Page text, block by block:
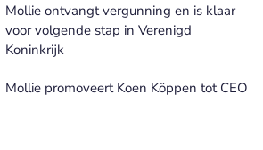
Mollie ontvangt vergunning en is klaar
voor volgende stap in Verenigd
Koninkrijk
Mollie promoveert Koen Köppen tot CEO